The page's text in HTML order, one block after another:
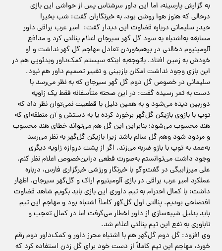
به گزارش پارسینه، اما این داور سرشناس پس از حواشی این بازی
درحالی که هنوز هوا روشن بود، به خبرنگاران گفت: شب بخیر!
حیدر سلیمانی درباره قضاوت این دیدار گفت: امیر عرب براقی داور
مسابقه به‌اشتباه به سود گل گهر سیرجان اعلام پنالتی کرد و مدافع
آلومینیوم دخالتی در برهم‌خوردن تعادل مهاجم گل گهر نداشت و او
خودش به زمین افتاد. باتوجه‌به اینکه سیستم کمک‌داور ویدئویی هم در
این بازی وجود نداشت امکان بازبینی و تغییر تصمیم داور هم نبود.
سلیمانی در خصوص گل دوم گل گهر سیرجان که به نظر می‌رسد با
دست به ثمر رسیده گفت: در این صحنه متأسفانه فقط یک زاویه
دوربین دیده می‌شود و به همین دلیل با قطعیت نمی‌توان نظر داد که
توپ با بازوی بازیکن گل‌گهر برخورد کرده یا به دستش و آن منطقه‌ای که
هند محسوب می‌شود؛ بنابراین این گل هم می‌تواند خطای هند محسوب
و مردود شود وهم گل سالم باشد زیرا بازیکن گل‌گهر به نظر می‌رسد
به‌عمد به توپ با بازو ضربه می‌زند. اگر از پشت دروازه زاویه دیگری
وجود داشت می‌توانستم به‌صورت قطعی دراین‌خصوص اعلام نظر کنم.
علی میرزابیگی در گفت‌وگو با خبرنگار ورزشی خبرگزاری فارس، درباره
عملکرد امیر عرب براقی در بازی آلومینیوم اراک و گل‌گهر سیرجان، اظهار
داشت: با کمال احترام به تیم داوری این بازی باید بگویم شاهد قضاوت
افتضاحی بودیم. پنالتی اول گل‌گهر کاملاً اشتباه بود و مهاجم این تیم
باید بدلیل شبیه‌سازی از داور اخطار می‌گرفت اما در کمال تعجب و
ناباوری به نفع این تیم پنالتی اعلام شد.
وی افزود: گل دوم گل‌گهر هم با اشتباه محرز داور و کمک‌داور دوم رقم
خورد، مهاجم این تیم کاملاً از دست خود برای گل زدن استفاده کرد که